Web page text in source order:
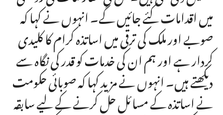
میں اقدامات کئے جائیں گے۔ انہوں نے کہا کہ
صوبے اور ملک کی ترقی میں اساتذہ کرام کا کلیدی
کردار ہے اور ہم ان کی خدمات کو قدر کی نگاہ سے
دیکھتے ہیں۔ انہوں نے مزید کہا کہ صوبائی حکومت
نے اساتذہ کے مسائل حل کرنے کے لیے سابقہ